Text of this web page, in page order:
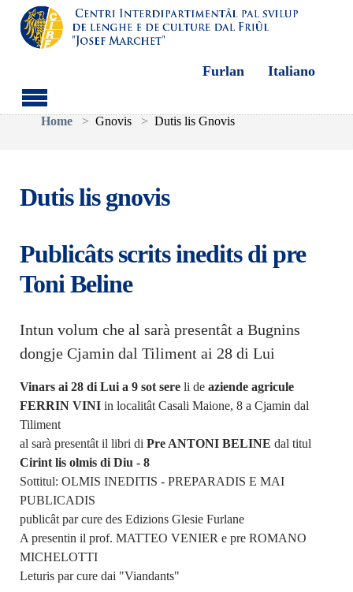
Aller au contenu principal
Furlan Italiano
Vous êtes ici:
Home
Gnovis Dutis lis Gnovis
Dutis lis gnovis
Publicâts scrits inedits di pre
Toni Beline
Intun volum che al sarà presentât a Bugnins
dongje Cjamin dal Tiliment ai 28 di Lui
Vinars ai 28 di Lui a 9 sot sereli de aziende agricule
FERRIN VINIin localitât Casali Maione, 8 a Cjamin dal
Tiliment
al sarà presentât il libri di Pre ANTONI BELINE dal titul
Cirint lis olmis di Diu - 8
Sottitul: OLMIS INEDITIS - PREPARADIS E MAI
PUBLICADIS
publicât par cure des Edizions Glesie Furlane
A presentin il prof. MATTEO VENIER e pre ROMANO
MICHELOTTI
Leturis par cure dai "Viandants"